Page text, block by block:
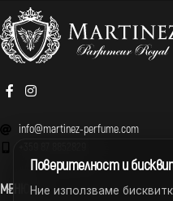
info@martinez-perfume.com
МЕНЮ
Поверителност и
Ние използваме